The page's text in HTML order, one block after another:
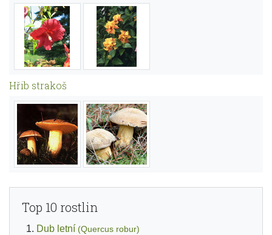
Hřib strakoš
Top 10 rostlin
Dub letní (Quercus robur)